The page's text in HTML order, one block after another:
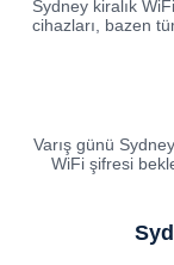
Sydney kiralık
cihazları, bazen
Varış günü
WiFi şifresi